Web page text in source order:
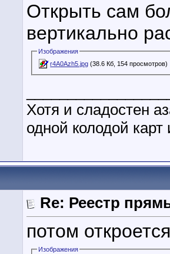
Открыть сам
вертикально
Изображения
r4A0Azh5.jpg (38.6 Кб, 154 просмотров)
Хотя и сладостен
одной колодой
Re: Реестр
потом
Изображения